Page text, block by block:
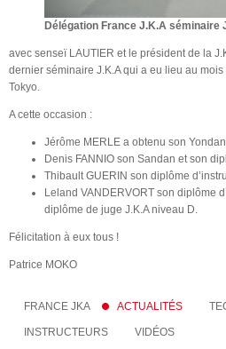
Délégation France J.K.A séminaire
avec senseï LAUTIER et le président de la
dernier séminaire J.K.A qui a eu lieu au mois
Tokyo.
A cette occasion :
Jérôme MERLE a obtenu son
Denis FANNIO son Sandan et son
Thibault GUERIN son diplôme
Leland VANDERVORT son diplôme
diplôme de juge J.K.A niveau D.
Félicitation à eux tous !
Patrice MOKO
FRANCE JKA ACTUALITÉS
INSTRUCTEURS VIDÉOS